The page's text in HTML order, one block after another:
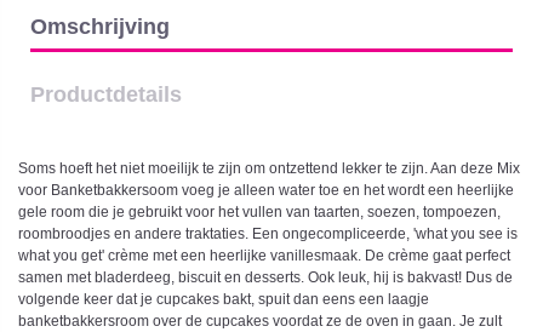
Omschrijving
Productdetails
Soms hoeft het niet moeilijk te zijn om ontzettend lekker te zijn. Aan deze Mix
voor Banketbakkersoom voeg je alleen water toe en het wordt een heerlijke
gele room die je gebruikt voor het vullen van taarten, soezen, tompoezen,
roombroodjes en andere traktaties. Een ongecompliceerde, 'what you see is
what you get' crème met een heerlijke vanillesmaak. De crème gaat perfect
samen met bladerdeeg, biscuit en desserts. Ook leuk, hij is bakvast! Dus de
volgende keer dat je cupcakes bakt, spuit dan eens een laagje
banketbakkersroom over de cupcakes voordat ze de oven in gaan. Je zult